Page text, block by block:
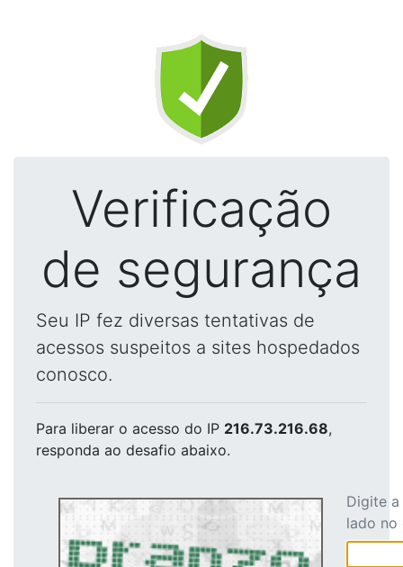
Verificação
de segurança
Seu IP fez diversas tentativas de
acessos suspeitos a sites hospedados
conosco.
Para liberar o acesso do IP 216.73.216.68,
responda ao desafio abaixo.
Digite
lado no